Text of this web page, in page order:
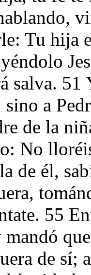
Tu hija
salva.
a
de la
No
de él,
55
de sí;